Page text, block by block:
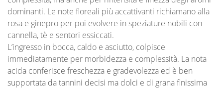
dominanti. Le note floreali più accattivanti richiamano alla
rosa e ginepro per poi evolvere in speziature nobili con
cannella, tè e sentori essiccati.
L’ingresso in bocca, caldo e asciutto, colpisce
immediatamente per morbidezza e complessità. La nota
acida conferisce freschezza e gradevolezza ed è ben
supportata da tannini decisi ma dolci e di grana finissima